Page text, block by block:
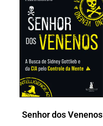
Senhor dos Venenos